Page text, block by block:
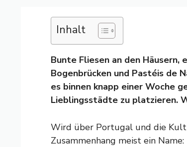
Inhalt
Bunte Fliesen an den
Bogenbrücken und Pastéis de
es binnen knapp einer Woche
Lieblingsstädte zu platzieren.
Wird über Portugal und die
Zusammenhang meist ein